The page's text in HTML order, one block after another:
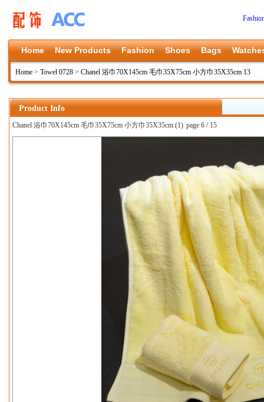
Home New Products Fashion Shoes Bags
Home > Towel 0728 > Chanel 浴巾70X145cm 毛巾35X75cm 小方巾35X35cm 13
Product Info
Chanel 浴巾70X145cm 毛巾35X75cm 小方巾35X35cm (1) page 6 / 15